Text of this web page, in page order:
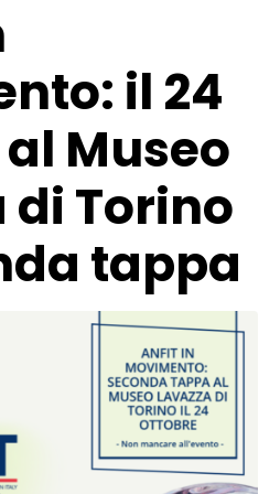
il 24
Museo
di Torino
tappa